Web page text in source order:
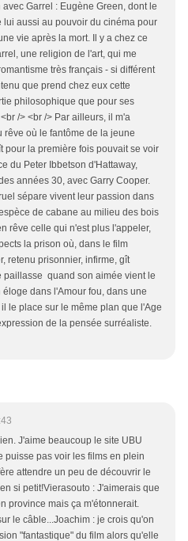
Garrel : Eugène Green, dont le
lui aussi au pouvoir du cinéma pour
vie après la mort. Il y a chez ce
une religion de l'art, qui me
très français - si différent
que prend chez eux cette
philosophique que pour ses
/> <br /> Par ailleurs, il m'a
où le fantôme de la jeune
pour la première fois pouvait se voir
du Peter Ibbetson d'Hattaway,
années 30, avec Garry Cooper.
sépare vivent leur passion dans
de cabane au milieu des bois
rêve celle qui n'est plus l'appeler,
la prison où, dans le film
retenu prisonnier, infirme, gît
paillasse quand son aimée vient le
dans l'Amour fou, dans une
le place sur le même plan que l'Age
de la pensée surréaliste.
J'aime beaucoup le site UBU
puisse pas voir les films en plein
attendre un peu de découvrir le
si petit!Vierasouto : J'aimerais que
province mais ça m'étonnerait.
le câble...Joachim : je crois qu'on
"fantastique" du film alors qu'elle